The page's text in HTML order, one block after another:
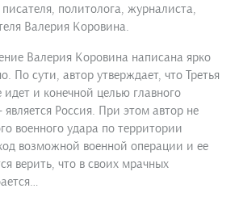
политолога, журналиста,
Валерия Коровина.
Валерия Коровина написана ярко
По сути, автор утверждает, что Третья
и конечной целью главного
Россия. При этом автор не
военного удара по территории
возможной военной операции и ее
верить, что в своих мрачных